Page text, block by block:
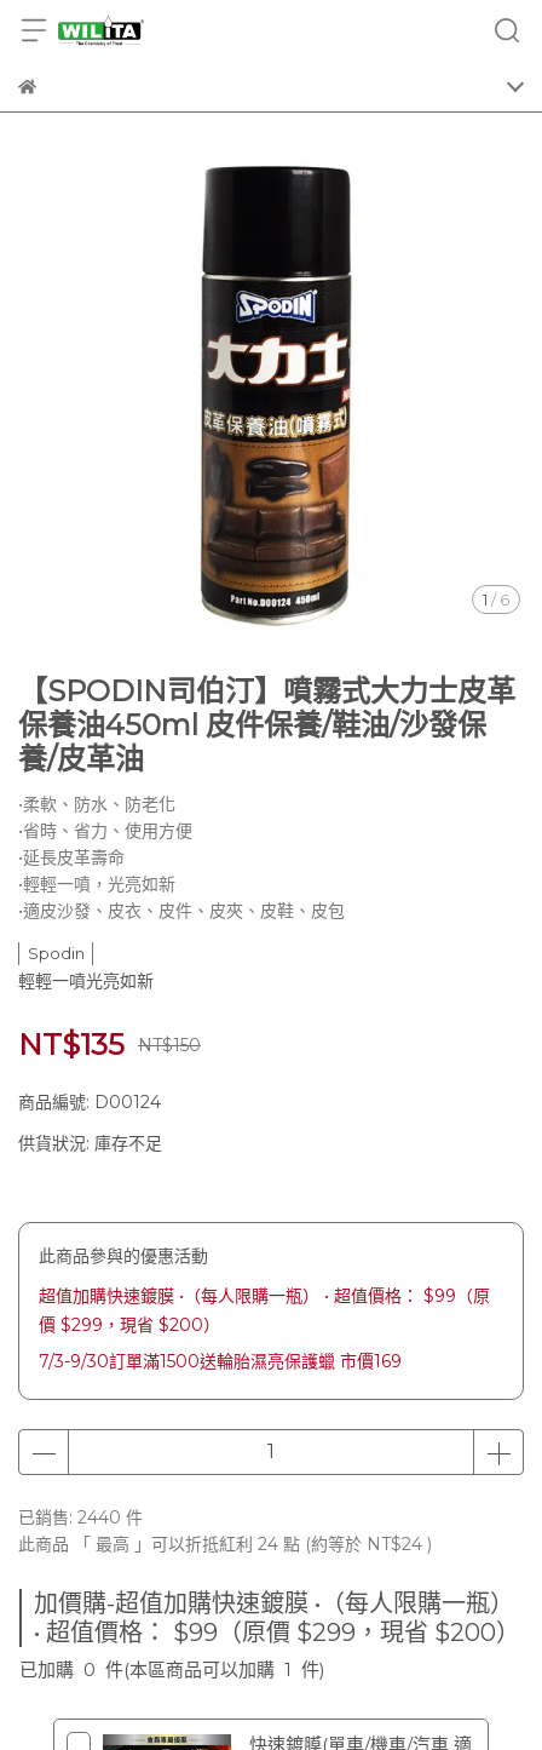
1 / 6
【SPODIN司伯汀】噴霧式大力士皮革
保養油450ml 皮件保養/鞋油/沙發保
養/皮革油
•柔軟、防水、防老化
•省時、省力、使用方便
•延長皮革壽命
•輕輕一噴，光亮如新
•適皮沙發、皮衣、皮件、皮夾、皮鞋、皮包
Spodin
輕輕一噴光亮如新
NT$135 NT$150
商品編號: D00124
供貨狀況: 庫存不足
此商品參與的優惠活動
超值加購快速鍍膜 •（每人限購一瓶） • 超值價格： $99（原
價 $299，現省 $200）
7/3-9/30訂單滿1500送輪胎濕亮保護蠟 市價169
已銷售: 2440 件
此商品 「 最高 」可以折抵紅利 24 點 (約等於 NT$24 )
加價購-超值加購快速鍍膜 •（每人限購一瓶）
• 超值價格： $99（原價 $299，現省 $200）
已加購 0 件(本區商品可以加購 1 件)
快速鍍膜(單車/機車/汽車 適